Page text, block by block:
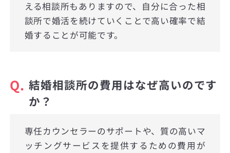
える相談所もありますので、自分に合った相
談所で婚活を続けていくことで高い確率で結
婚することが可能です。
Q. 結婚相談所の費用はなぜ高いのです
か？
専任カウンセラーのサポートや、質の高いマ
ッチングサービスを提供するための費用が